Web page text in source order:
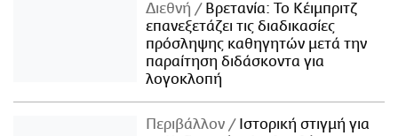
Διεθνή
Βρετανία: Το Κέιμπριτζ
επανεξετάζει τις διαδικασίες
πρόσληψης καθηγητών μετά την
παραίτηση διδάσκοντα για
λογοκλοπή
Περιβάλλον
Ιστορική στιγμή για